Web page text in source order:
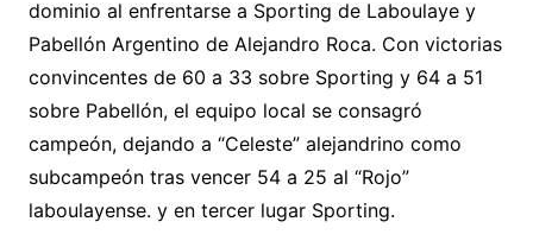
dominio al enfrentarse a Sporting de Laboulaye y
Pabellón Argentino de Alejandro Roca. Con victorias
convincentes de 60 a 33 sobre Sporting y 64 a 51
sobre Pabellón, el equipo local se consagró
campeón, dejando a “Celeste” alejandrino como
subcampeón tras vencer 54 a 25 al “Rojo”
laboulayense. y en tercer lugar Sporting.